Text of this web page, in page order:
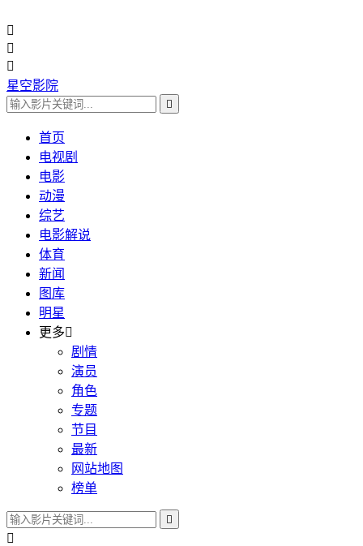



星空影院

首页
电视剧
电影
动漫
综艺
电影解说
体育
新闻
图库
明星
更多
剧情
演员
角色
专题
节目
最新
网站地图
榜单

